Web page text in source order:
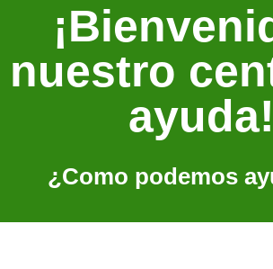
nuestro
ayuda!
¿Como podemos